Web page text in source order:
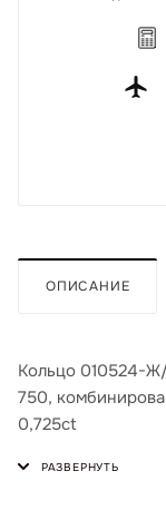
ОПИСАНИЕ
Кольцо 010524-
750,
0,725ct